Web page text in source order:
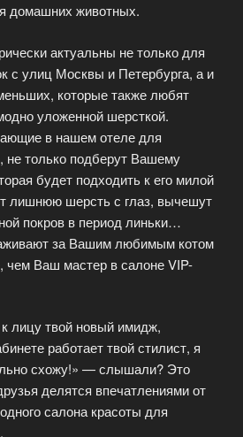
домашних животных.
актуальны не только для
с улиц Москвы и Петербурга, а и
которые также любят
уложенной шерсткой.
в нашем отеле для
только подберут Вашему
будет подходить к его милой
лишнюю шерсть с глаз, вычешут
покров в период линьки…
за Вашим любимым котом
чем Ваш мастер в салоне VIP-
лицу твой новый имидж,
работает твой стилист, я
схожу!» — слышали? Это
делятся впечатлениями от
салона красоты для